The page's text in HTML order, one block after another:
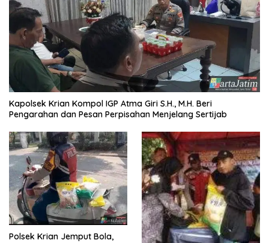
Kapolsek Krian Kompol IGP Atma Giri S.H., M.H. Beri
Pengarahan dan Pesan Perpisahan Menjelang Sertijab
Polsek Krian Jemput Bola,